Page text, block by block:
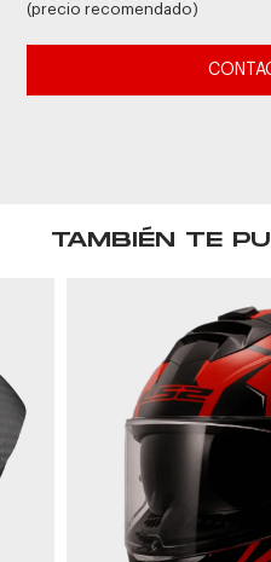
(precio recomendado)
TAMBIÉN TE